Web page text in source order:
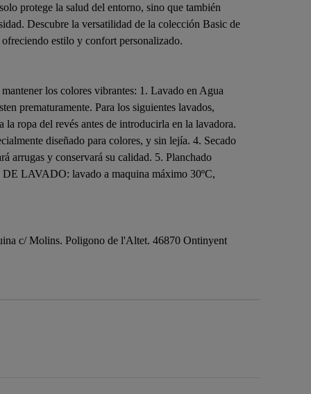
protege la salud del entorno, sino que también
Descubre la versatilidad de la colección Basic de
estilo y confort personalizado.
los colores vibrantes: 1. Lavado en Agua
prematuramente. Para los siguientes lavados,
ropa del revés antes de introducirla en la lavadora.
diseñado para colores, y sin lejía. 4. Secado
arrugas y conservará su calidad. 5. Planchado
LAVADO: lavado a maquina máximo 30ºC,
c/ Molins. Poligono de l'Altet. 46870 Ontinyent